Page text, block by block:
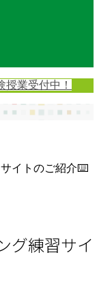
授業受付中！
イトのご紹介⌨️
グ練習サイ